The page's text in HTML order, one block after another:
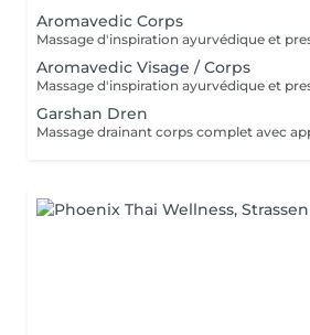
Aromavedic Corps
Aromavedic Visage / Corps
Garshan Dren